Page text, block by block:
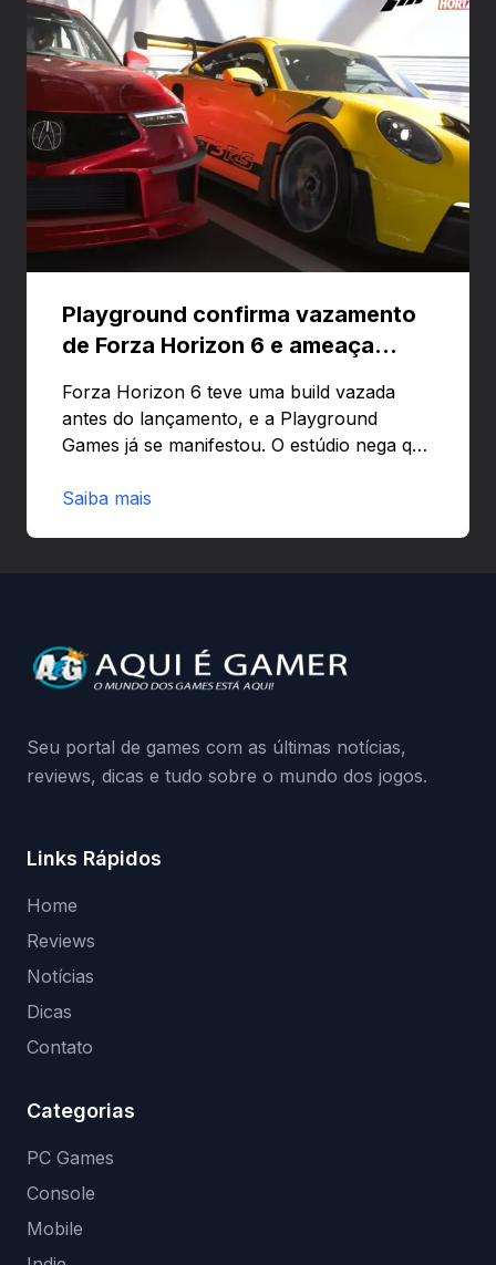
Playground confirma vazamento
de Forza Horizon 6 e ameaça
Forza Horizon 6 teve uma build vazada
antes do lançamento, e a Playground
Games já se manifestou. O estúdio nega que
preload e avisa que quem usar versões não
da Playground: negação do preload,
medidas contra acessos não autorizados
Saiba mais
Seu portal de games com as últimas notícias,
reviews, dicas e tudo sobre o mundo dos jogos.
Links Rápidos
Home
Reviews
Notícias
Dicas
Contato
Categorias
PC Games
Console
Mobile